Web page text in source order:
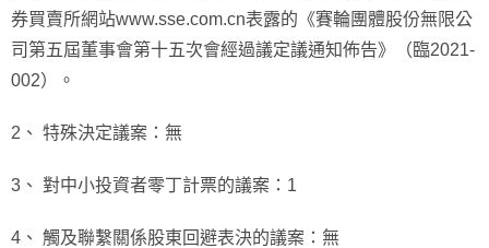
券買賣所網站www.sse.com.cn表露的《賽輪團體股份無限公
司第五屆董事會第十五次會經過議定議通知佈告》（臨2021-
002）。
2、 特殊決定議案：無
3、 對中小投資者零丁計票的議案：1
4、 觸及聯繫關係股東回避表決的議案：無